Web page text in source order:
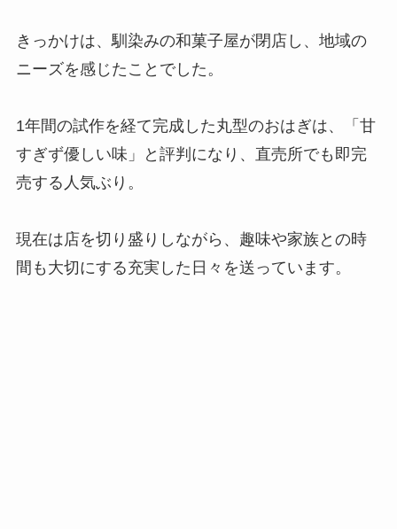
きっかけは、馴染みの和菓子屋が閉店し、地域の
ニーズを感じたことでした。
1年間の試作を経て完成した丸型のおはぎは、「甘
すぎず優しい味」と評判になり、直売所でも即完
売する人気ぶり。
現在は店を切り盛りしながら、趣味や家族との時
間も大切にする充実した日々を送っています。